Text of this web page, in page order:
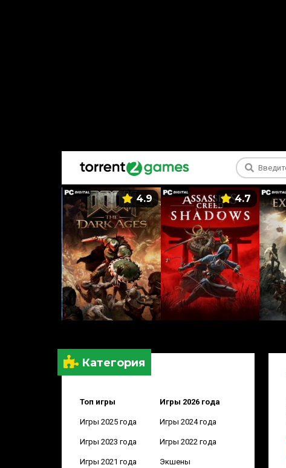
4.9 4.7
Категория
Топ игры Игры 2026 года
Игры 2025 года Игры 2024 года
Игры 2023 года Игры 2022 года
Игры 2021 года Экшены